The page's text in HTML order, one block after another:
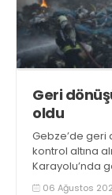
Geri
oldu
Gebze’de geri
kontrol altına
Karayolu’nda
06 Ağustos